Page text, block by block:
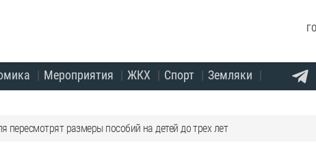
Мероприятия ЖКХ Спорт Земляки
пересмотрят размеры пособий на детей до трех лет